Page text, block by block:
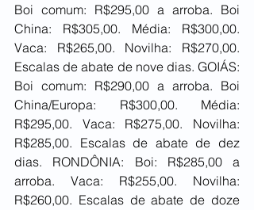
Boi comum: R$295,00 a arroba. Boi
China: R$305,00. Média: R$300,00.
Vaca: R$265,00. Novilha: R$270,00.
Escalas de abate de nove dias. GOIÁS:
Boi comum: R$290,00 a arroba. Boi
China/Europa: R$300,00. Média:
R$295,00. Vaca: R$275,00. Novilha:
R$285,00. Escalas de abate de dez
dias. RONDÔNIA: Boi: R$285,00 a
arroba. Vaca: R$255,00. Novilha:
R$260,00. Escalas de abate de doze